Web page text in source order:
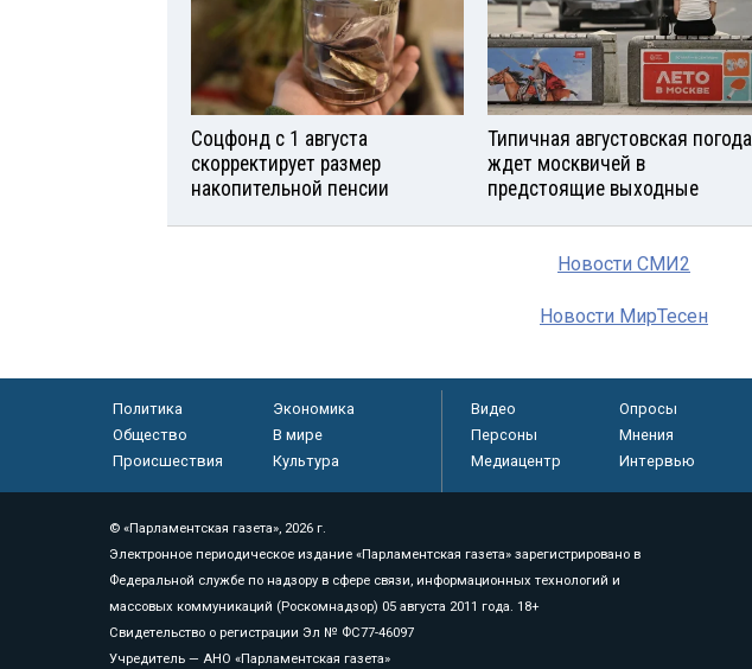
Соцфонд с 1 августа
скорректирует размер
накопительной пенсии
Типичная августовская погода
ждет москвичей в
предстоящие выходные
Новости СМИ2
Новости МирТесен
Политика
Экономика
Общество
В мире
Происшествия
Культура
Видео Опросы
Персоны
Мнения
Медиацентр
Интервью
© «Парламентская газета», 2026 г.
Электронное периодическое издание «Парламентская газета» зарегистрировано в
Федеральной службе по надзору в сфере связи, информационных технологий и
массовых коммуникаций (Роскомнадзор) 05 августа 2011 года. 18+
Свидетельство о регистрации Эл № ФС77-46097
Учредитель — АНО «Парламентская газета»